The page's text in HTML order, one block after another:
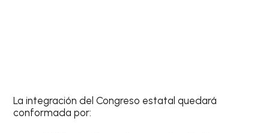
La integración del Congreso estatal quedará
conformada por: